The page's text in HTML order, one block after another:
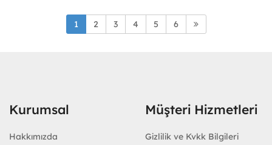
1 2 3 4 5 6
Kurumsal
Hakkımızda
Müşteri Hizmetleri
Gizlilik ve Kvkk Bilgileri